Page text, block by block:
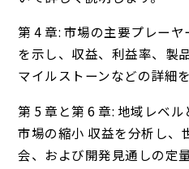
第 4 章: 市場の主要プレー
を示し、収益、利益率、製
マイルストーンなどの詳細
第 5 章と第 6 章: 地域レベ
市場の縮小 収益を分析し、
会、および開発見通しの定